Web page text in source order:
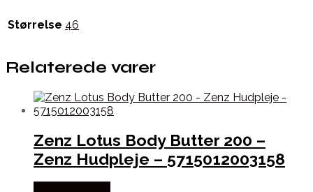
Størrelse 46
Relaterede varer
Zenz Lotus Body Butter 200 –
Zenz Hudpleje – 5715012003158